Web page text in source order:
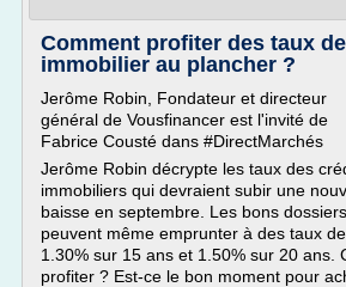
Comment profiter des taux
immobilier au plancher ?
Jerôme Robin, Fondateur et directeur
général de Vousfinancer est l'invité de
Fabrice Cousté dans #DirectMarchés
Jerôme Robin décrypte les taux des
immobiliers qui devraient subir une
baisse en septembre. Les bons dossiers
peuvent même emprunter à des taux de
1.30% sur 15 ans et 1.50% sur 20 ans.
profiter ? Est-ce le bon moment pour